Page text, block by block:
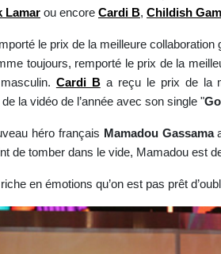
Lamar ou encore Cardi B, Childish
le prix de la meilleure
toujours, remporté le prix de la
Cardi Ba reçu le prix de la
la vidéo de l’année avec son single "
héro français Mamadou Gassama
de tomber dans le vide, Mamadou est
en émotions qu’on est pas prêt